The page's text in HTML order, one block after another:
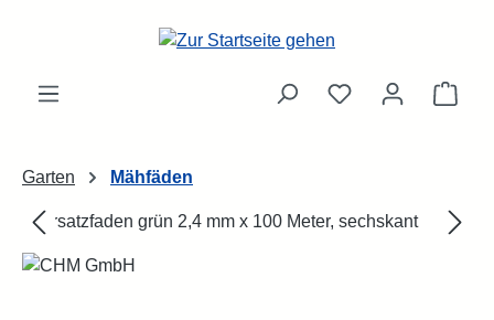
Zum Hauptinhalt springen
Garten Mähfäden
Bildergalerie überspringen